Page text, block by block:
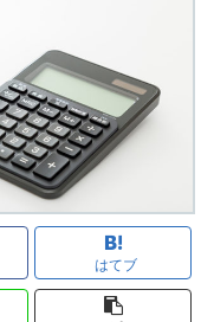
はてブ